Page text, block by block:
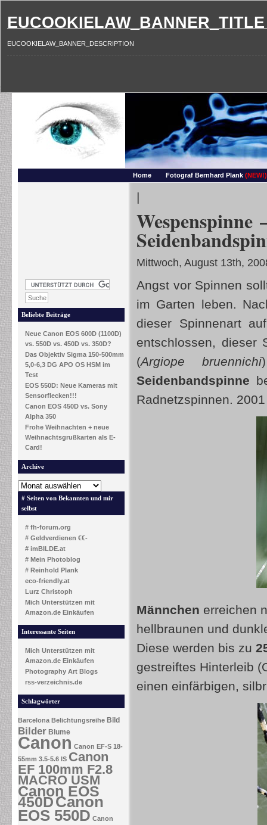
EUCOOKIELAW_BANNER_TITLE
EUCOOKIELAW_BANNER_DESCRIPTION
Home Fotograf Bernhard Plank (NEW!)
Beliebte Beiträge
Neue Canon EOS 600D (1100D)
vs. 550D vs. 450D vs. 350D?
Das Objektiv Sigma 150-500mm
5,0-6,3 DG APO OS HSM im
Test
EOS 550D: Neue Kameras mit
Sensorflecken!!!
Canon EOS 450D vs. Sony
Alpha 350
Frohe Weihnachten + neue
Weihnachtsgrußkarten als E-
Card!
Archive
# Seiten von Bekannten und mir
selbst
# fh-forum.org
# Geldverdienen €€-
# imBILDE.at
# Mein Photoblog
# Reinhold Plank
eco-friendly.at
Lurz Christoph
Mich Unterstützen mit
Amazon.de Einkäufen
Interessante Seiten
Mich Unterstützen mit
Amazon.de Einkäufen
Photography Art Blogs
rss-verzeichnis.de
Schlagwörter
Barcelona Belichtungsreihe Bild
Bilder Blume
Canon Canon EF-S 18-
55mm 3.5-5.6 IS Canon
EF 100mm F2.8
MACRO USM
Canon EOS
450DCanon
EOS 550D Canon
|
Mittwoch, August 13th,
Angst vor Spinnen
im Garten leben.
dieser Spinnenart
entschlossen, dieser
(Argiope bruennichi
Seidenbandspinne
Radnetzspinnen.
Männchen erreichen
hellbraunen und
Diese werden bis zu
gestreiftes Hinterleib
einen einfärbigen,